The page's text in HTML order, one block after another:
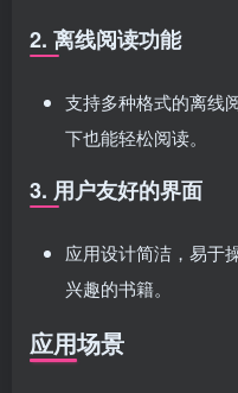
2. 离线阅读功能
支持多种格式的离线
下也能轻松阅读。
3. 用户友好的界面
应用设计简洁，易于
兴趣的书籍。
应用场景